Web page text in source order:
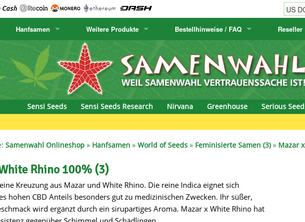
Hanfsamen
RESEARCH
CBD Crew
Chronic & Caviar
Delicious Seeds
Dr. Underground Seeds
Dutch Passion
Empire Seeds
Exotic Seeds
Humboldt Seed Company
Humboldt Seeds
Kannabia
krauTHCollective
La Semilla Automatica
Positronics
Prana Medical
Ripper Seeds
Seedsman
Weitere Produkte
Kakteensamen
Kanarische Flora
Bestellhinweise / FAQ
Bestellhinweise
Versandhinweise
Reseller
E-MAIL
PASSWORT
Sensi Seeds Sensi Seeds Research Nirvana Greenhouse Serious
Samenwahl Onlineshop » Hanfsamen » World of Seeds » Feminisierte Samen (3)» Mazar
Rhino 100% (3)
Kreuzung aus Mazar und White Rhino. Die reine Indica eignet sich
hohen CBD Anteils besonders gut zu medizinischen Zwecken. Ihr süßer,
wird ergänzt durch ein sirupartiges Aroma. Mazar x White Rhino hat